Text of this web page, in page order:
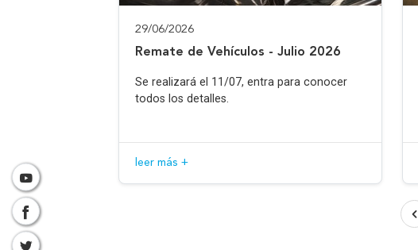
29/06/2026
Remate de Vehículos - Julio 2026
Se realizará el 11/07, entra para conocer
todos los detalles.
leer más +